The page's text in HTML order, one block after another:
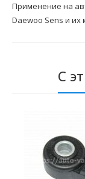
Применение на
Daewoo Sens и
С